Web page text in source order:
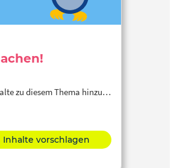
zu diesem Thema hinzu…
Inhalte vorschlagen